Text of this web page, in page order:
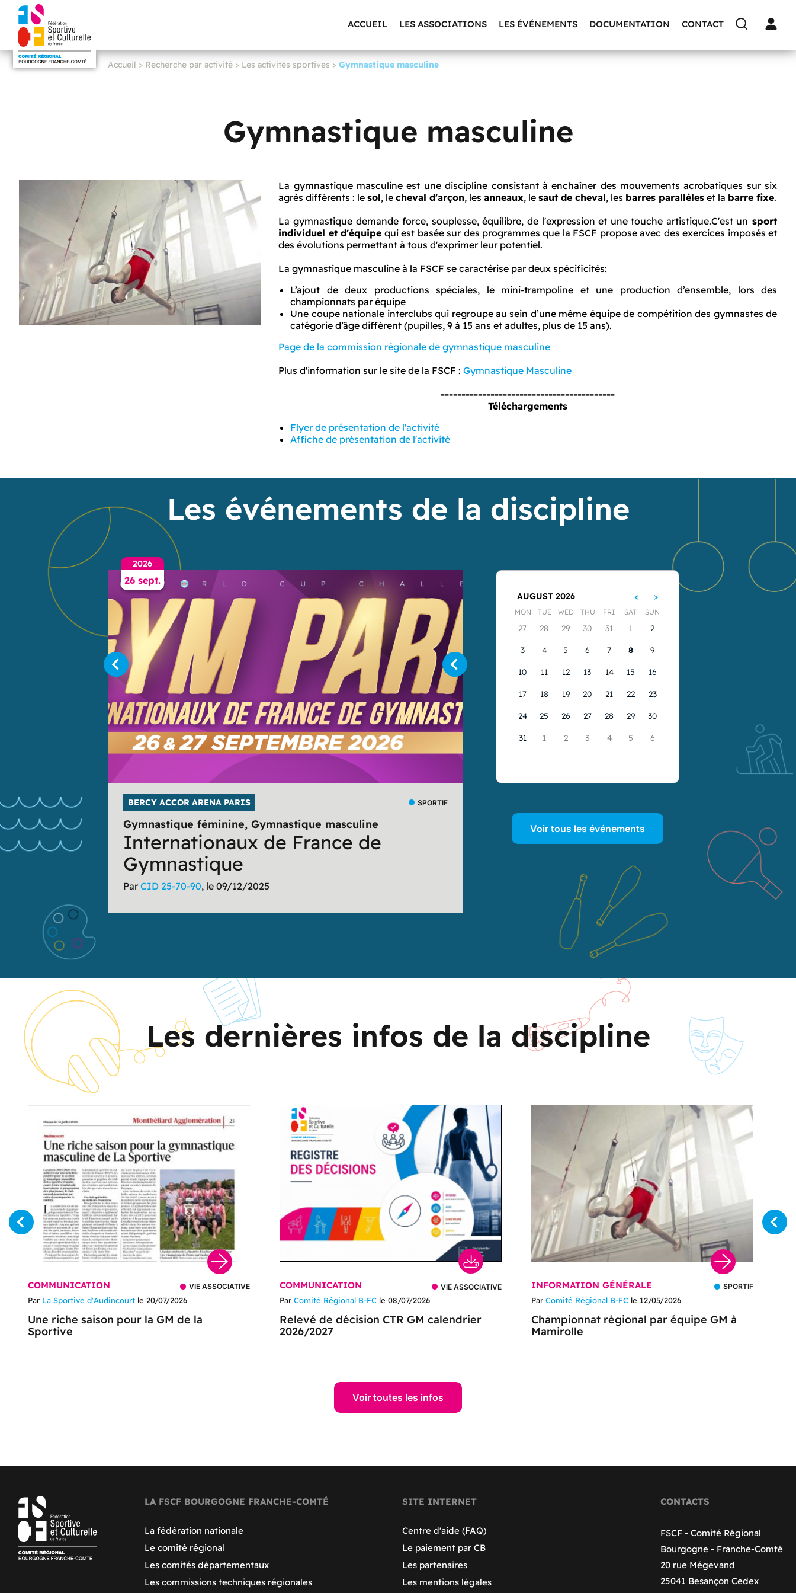
ACCUEIL LES ASSOCIATIONS LES ÉVÉNEMENTS DOCUMENTATION CONTACT
Accueil > Recherche par activité > Les activités sportives > Gymnastique masculine
Gymnastique masculine
La gymnastique masculine est une discipline consistant à enchaîner des mouvements acrobatiques sur six
agrès différents : lesol, lecheval d'arçon, lesanneaux, lesaut de cheval, les barres parallèles et la barre fixe.
La gymnastique demande force, souplesse, équilibre, de l'expression et une touche artistique.C'est un sport
individuel et d'équipe qui est basée sur des programmes que la FSCF propose avec des exercices imposés et
des évolutions permettant à tous d'exprimer leur potentiel.
La gymnastique masculine à la FSCF se caractérise par deux spécificités:
L’ajout de deux productions spéciales, le mini-trampoline et une production d’ensemble, lors des
championnats par équipe
Une coupe nationale interclubs qui regroupe au sein d’une même équipe de compétition des gymnastes de
catégorie d’âge différent (pupilles, 9 à 15 ans et adultes, plus de 15 ans).
Page de la commission régionale de gymnastique masculine
Plus d'information sur le site de la FSCF :Gymnastique Masculine
------------------------------------------
Téléchargements
Flyer de présentation de l'activité
Affiche de présentation de l'activité
Les événements de la discipline
SPORTIF
26 sept.
2026
BERCY ACCOR ARENA PARIS SPORTIF
Gymnastique féminine, Gymnastique masculine
Internationaux de France de
Gymnastique
Par CID 25-70-90, le 09/12/2025
Gymnastique masculine
Animateurs "Jeunes poussins" et
"Pupilles" - Session 1
Comité Régional B-FC , le 25/06/2026
Voir tous les événements
Les dernières infos de la discipline
COMMUNICATION VIE ASSOCIATIVE
Par La Sportive d'Audincourt le 20/07/2026
Une riche saison pour la GM de la
Sportive
COMMUNICATION VIE ASSOCIATIVE
Par Comité Régional B-FC le 08/07/2026
Relevé de décision CTR GM calendrier
2026/2027
INFORMATION GÉNÉRALE SPORTIF
Par Comité Régional B-FC le 12/05/2026
Championnat régional par équipe GM à
Mamirolle
Voir toutes les infos
LA FSCF BOURGOGNE FRANCHE-COMTÉ
La fédération nationale
Le comité régional
Les comités départementaux
Les commissions techniques régionales
SITE INTERNET
Centre d'aide (FAQ)
Le paiement par CB
Les partenaires
Les mentions légales
CONTACTS
FSCF - Comité Régional
Bourgogne - Franche-Comté
20 rue Mégevand
25041 Besançon Cedex